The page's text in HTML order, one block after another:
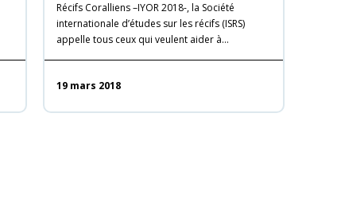
Récifs Coralliens –IYOR 2018-, la Société
internationale d’études sur les récifs (ISRS)
appelle tous ceux qui veulent aider à…
19 mars 2018